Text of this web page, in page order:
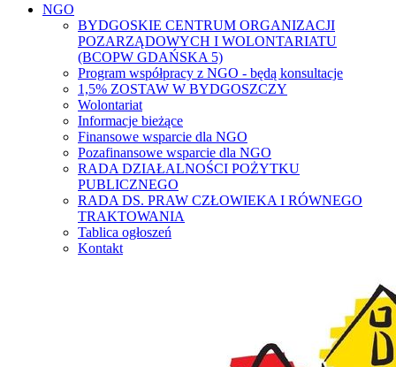
NGO
BYDGOSKIE CENTRUM ORGANIZACJI
POZARZĄDOWYCH I WOLONTARIATU
(BCOPW GDAŃSKA 5)
Program współpracy z NGO - będą konsultacje
1,5% ZOSTAW W BYDGOSZCZY
Wolontariat
Informacje bieżące
Finansowe wsparcie dla NGO
Pozafinansowe wsparcie dla NGO
RADA DZIAŁALNOŚCI POŻYTKU
PUBLICZNEGO
RADA DS. PRAW CZŁOWIEKA I RÓWNEGO
TRAKTOWANIA
Tablica ogłoszeń
Kontakt